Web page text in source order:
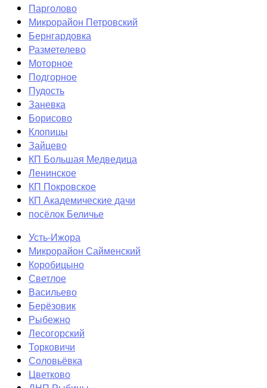
Парголово
Микрорайон Петровский
Бернгардовка
Разметелево
Моторное
Подгорное
Пудость
Заневка
Борисово
Клопицы
Зайцево
КП Большая Медведица
Ленинское
КП Покровское
КП Академические дачи
посёлок Беличье
Усть-Ижора
Микрорайон Сайменский
Коробицыно
Светлое
Васильево
Берёзовик
Рыбежно
Лесогорский
Торковичи
Соловьёвка
Цветково